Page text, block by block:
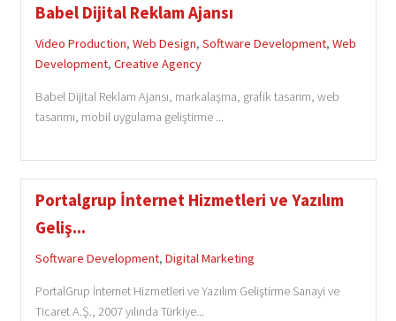
Babel Dijital Reklam Ajansı
Video Production, Web Design, Software Development, Web
Development, Creative Agency
Babel Dijital Reklam Ajansı, markalaşma, grafik tasarım, web
tasarımı, mobil uygulama geliştirme ...
Portalgrup İnternet Hizmetleri ve Yazılım
Geliş...
Software Development, Digital Marketing
PortalGrup İnternet Hizmetleri ve Yazılım Geliştirme Sanayi ve
Ticaret A.Ş., 2007 yılında Türkiye...